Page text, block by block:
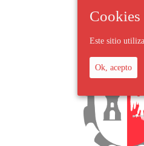
Cookies
Este sitio
Ok, acepto